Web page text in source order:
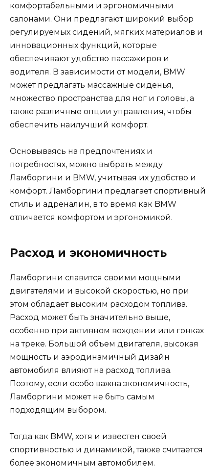
комфортабельными и эргономичными
салонами. Они предлагают широкий выбор
регулируемых сидений, мягких материалов и
инновационных функций, которые
обеспечивают удобство пассажиров и
водителя. В зависимости от модели, BMW
может предлагать массажные сиденья,
множество пространства для ног и головы, а
также различные опции управления, чтобы
обеспечить наилучший комфорт.
Основываясь на предпочтениях и
потребностях, можно выбрать между
Ламборгини и BMW, учитывая их удобство и
комфорт. Ламборгини предлагает спортивный
стиль и адреналин, в то время как BMW
отличается комфортом и эргономикой.
Расход и экономичность
Ламборгини славится своими мощными
двигателями и высокой скоростью, но при
этом обладает высоким расходом топлива.
Расход может быть значительно выше,
особенно при активном вождении или гонках
на треке. Большой объем двигателя, высокая
мощность и аэродинамичный дизайн
автомобиля влияют на расход топлива.
Поэтому, если особо важна экономичность,
Ламборгини может не быть самым
подходящим выбором.
Тогда как BMW, хотя и известен своей
спортивностью и динамикой, также считается
более экономичным автомобилем.